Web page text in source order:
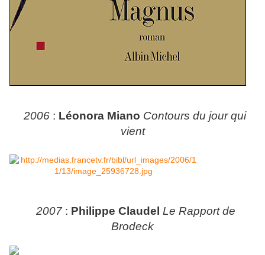
2006 : Léonora Miano Contours du jour qui
vient
2007: Philippe Claudel Le Rapport de
Brodeck